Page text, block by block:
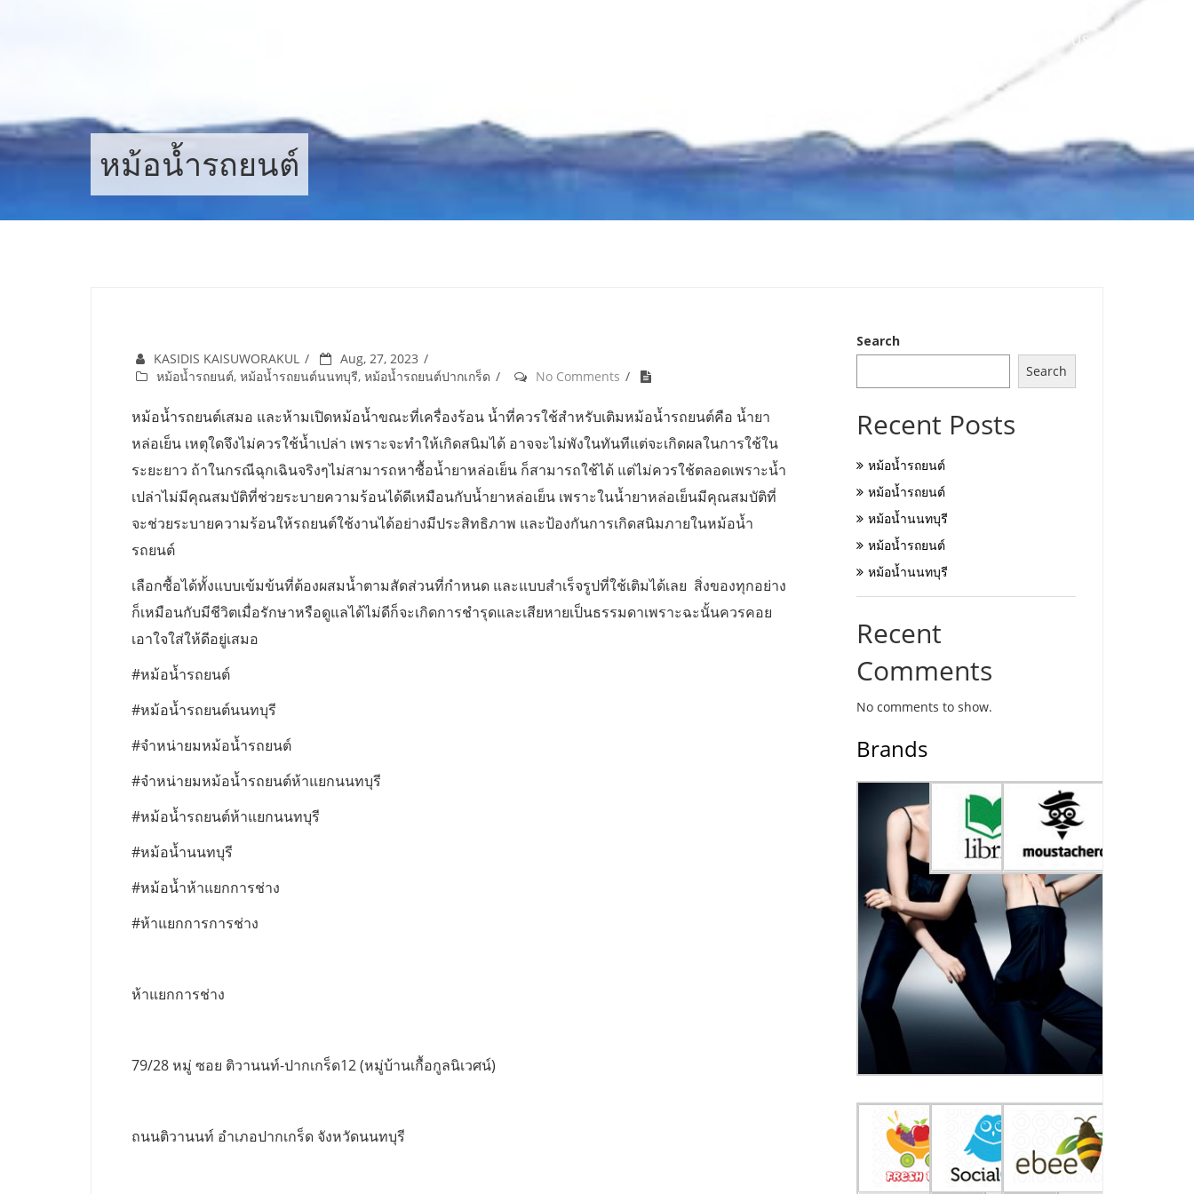
ABOUT US
หม้อน้ำรถยนต์
KASIDIS KAISUWORAKUL
Aug, 27, 2023
หม้อน้ำรถยนต์, หม้อน้ำรถยนต์นนทบุรี, หม้อน้ำรถยนต์ปากเกร็ด No Comments
หม้อน้ำรถยนต์เสมอ และห้ามเปิดหม้อน้ำขณะที่เครื่องร้อน น้ำที่ควรใช้สำหรับเติมหม้อน้ำรถยนต์คือ น้ำยา
หล่อเย็น เหตุใดจึงไม่ควรใช้น้ำเปล่า เพราะจะทำให้เกิดสนิมได้ อาจจะไม่พังในทันทีแต่จะเกิดผลในการใช้ใน
ระยะยาว ถ้าในกรณีฉุกเฉินจริงๆไม่สามารถหาซื้อน้ำยาหล่อเย็น ก็สามารถใช้ได้ แต่ไม่ควรใช้ตลอดเพราะน้ำ
เปล่าไม่มีคุณสมบัติที่ช่วยระบายความร้อนได้ดีเหมือนกับน้ำยาหล่อเย็น เพราะในน้ำยาหล่อเย็นมีคุณสมบัติที่
จะช่วยระบายความร้อนให้รถยนต์ใช้งานได้อย่างมีประสิทธิภาพ และป้องกันการเกิดสนิมภายในหม้อน้ำ
รถยนต์
เลือกซื้อได้ทั้งแบบเข้มข้นที่ต้องผสมน้ำตามสัดส่วนที่กำหนด และแบบสำเร็จรูปที่ใช้เติมได้เลย สิ่งของทุกอย่าง
ก็เหมือนกับมีชีวิตเมื่อรักษาหรือดูแลได้ไม่ดีก็จะเกิดการชำรุดและเสียหายเป็นธรรมดาเพราะฉะนั้นควรคอย
เอาใจใส่ให้ดีอยู่เสมอ
#หม้อน้ำรถยนต์
#หม้อน้ำรถยนต์นนทบุรี
#จำหน่ายมหม้อน้ำรถยนต์
#จำหน่ายมหม้อน้ำรถยนต์ห้าแยกนนทบุรี
#หม้อน้ำรถยนต์ห้าแยกนนทบุรี
#หม้อน้ำนนทบุรี
#หม้อน้ำห้าแยกการช่าง
#ห้าแยกการการช่าง
ห้าแยกการช่าง
79/28 หมู่ ซอย ติวานนท์-ปากเกร็ด12 (หมู่บ้านเกื้อกูลนิเวศน์)
ถนนติวานนท์ อำเภอปากเกร็ด จังหวัดนนทบุรี
Search
Search
Recent Posts
หม้อน้ำรถยนต์
หม้อน้ำรถยนต์
หม้อน้ำนนทบุรี
หม้อน้ำรถยนต์
หม้อน้ำนนทบุรี
Recent
Comments
No comments to show.
Brands